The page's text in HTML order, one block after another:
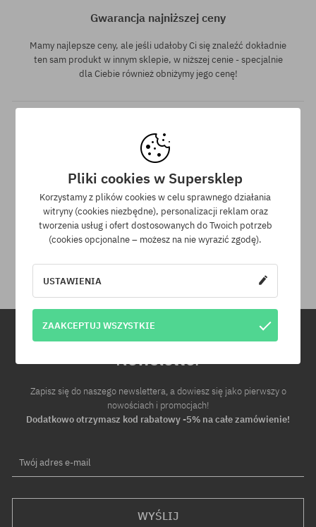
Gwarancja najniższej ceny
Mamy najlepsze ceny, ale jeśli udałoby Ci się znaleźć dokładnie
ten sam produkt w innym sklepie, w niższej cenie - specjalnie
dla Ciebie również obniżymy jego cenę!
30 dni na zwrot zakupów
Na zwrot zakupionych produktów masz 30 dni licząc od daty
Newsletter
Zapisz się do naszego newslettera, a dowiesz się jako pierwszy o
nowościach i promocjach!
Dodatkowo otrzymasz kod rabatowy -5% na całe zamówienie!
Twój adres e-mail
WYŚLIJ
Pliki cookies w Supersklep
Korzystamy z plików cookies w celu sprawnego działania
witryny (cookies niezbędne), personalizacji reklam oraz
tworzenia usług i ofert dostosowanych do Twoich potrzeb
(cookies opcjonalne – możesz na nie wyrazić zgodę).
USTAWIENIA
ZAAKCEPTUJ WSZYSTKIE